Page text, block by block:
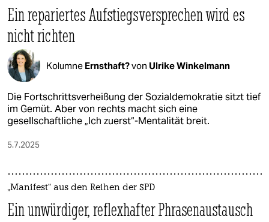
Ein repariertes Aufstiegsversprechen wird es
nicht richten
Kolumne Ernsthaft?von Ulrike Winkelmann
Die Fortschrittsverheißung der Sozialdemokratie sitzt tief
im Gemüt. Aber von rechts macht sich eine
gesellschaftliche „Ich zuerst“-Mentalität breit.
5.7.2025
„Manifest“ aus den Reihen der SPD
Ein unwürdiger, reflexhafter Phrasenaustausch